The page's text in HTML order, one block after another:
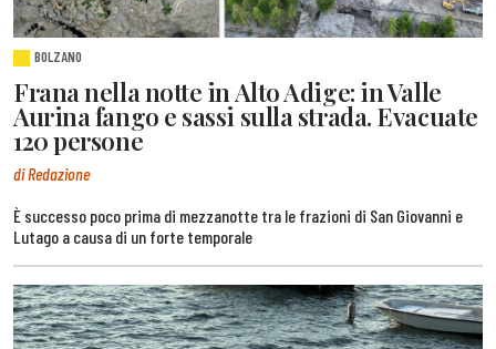
BOLZANO
Frana nella notte in Alto Adige: in Valle
Aurina fango e sassi sulla strada. Evacuate
120 persone
di Redazione
È successo poco prima di mezzanotte tra le frazioni di San Giovanni e
Lutago a causa di un forte temporale